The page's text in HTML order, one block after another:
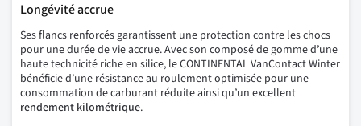
Longévité accrue
Ses flancs renforcés garantissent une protection contre les chocs
pour une durée de vie accrue. Avec son composé de gomme d’une
haute technicité riche en silice, le CONTINENTAL VanContact Winter
bénéficie d’une résistance au roulement optimisée pour une
consommation de carburant réduite ainsi qu’un excellent
rendement kilométrique.